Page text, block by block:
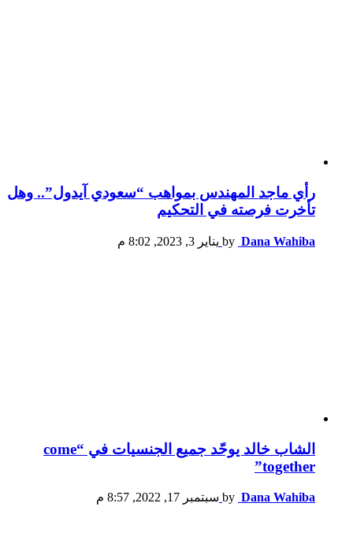
رأي ماجد المهندس بمواهب “سعودي آيدول”.. وهل
تأخرت فرصته في التحكيم
by Dana Wahiba يناير 3, 2023, 8:02 م
الشاب خالد يوحّد جميع الجنسيات في “come
together”
by Dana Wahiba سبتمبر 17, 2022, 8:57 م